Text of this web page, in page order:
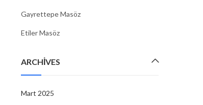
Gayrettepe Masöz
Etiler Masöz
ARCHIVES
Mart 2025